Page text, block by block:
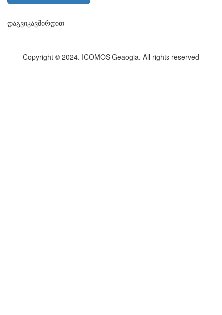
დაგვიკავშირდით
Copyright © 2024. ICOMOS Geaogia. All rights reserved